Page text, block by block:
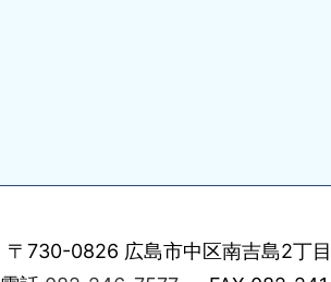
〒730-0826 広島市中区南吉島2丁